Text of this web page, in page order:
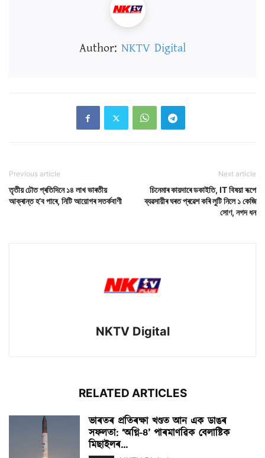
Author: NKTV Digital
Previous article
তৃতীয় ঢৌত প্ৰতিদিনে ১৪ লাখ ভাৰতীয়
আক্ৰান্ত হ’ব পাৰে, নিটি আয়োগৰ সতৰ্কবাণী
Next article
চিনেমাৰ কায়দাৰে ডকাইতি, IT বিষয়া ৰূপে
ব্যৱসায়ীৰ ঘৰত প্ৰৱেশ কৰি লুটি নিলে ১ কেজি
সোণ, নগদ ধন
NKTV Digital
RELATED ARTICLES
ভাৰতৰ প্ৰতিৰক্ষা খণ্ডত আন এক ডাঙৰ
সফলতা: ‘অগ্নি-৪’ পাৰমাণৱিক বেলাষ্টিক
মিছাইলৰ...